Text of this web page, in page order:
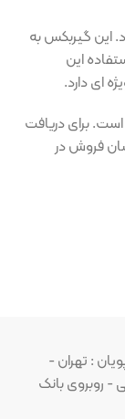
این گیربکس به
این
برای دریافت
فروش در
: تهران -
روبروی بانک